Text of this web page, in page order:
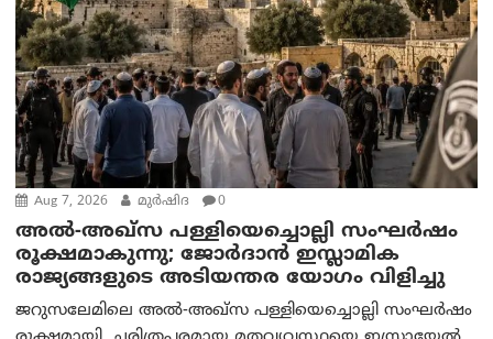
Aug 7, 2026 മുര്‍ഷിദ 0
അൽ-അഖ്‌സ പള്ളിയെച്ചൊല്ലി സംഘർഷം
രൂക്ഷമാകുന്നു; ജോർദാൻ ഇസ്ലാമിക
രാജ്യങ്ങളുടെ അടിയന്തര യോഗം വിളിച്ചു
ജറുസലേമിലെ അൽ-അഖ്‌സ പള്ളിയെച്ചൊല്ലി സംഘർഷം